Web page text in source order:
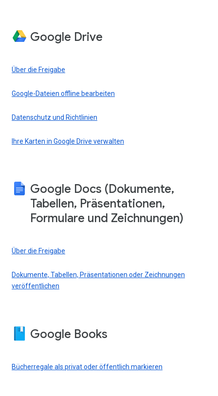
Google Drive
Über die Freigabe
Google-Dateien offline bearbeiten
Datenschutz und Richtlinien
Ihre Karten in Google Drive verwalten
Google Docs (Dokumente,
Tabellen, Präsentationen,
Formulare und Zeichnungen)
Über die Freigabe
Dokumente, Tabellen, Präsentationen oder Zeichnungen
veröffentlichen
Google Books
Bücherregale als privat oder öffentlich markieren